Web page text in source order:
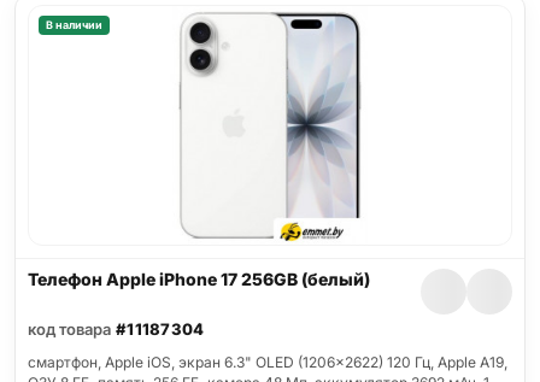
В наличии
Телефон Apple iPhone 17 256GB (белый)
код товара #11187304
смартфон, Apple iOS, экран 6.3" OLED (1206x2622) 120 Гц, Apple A19,